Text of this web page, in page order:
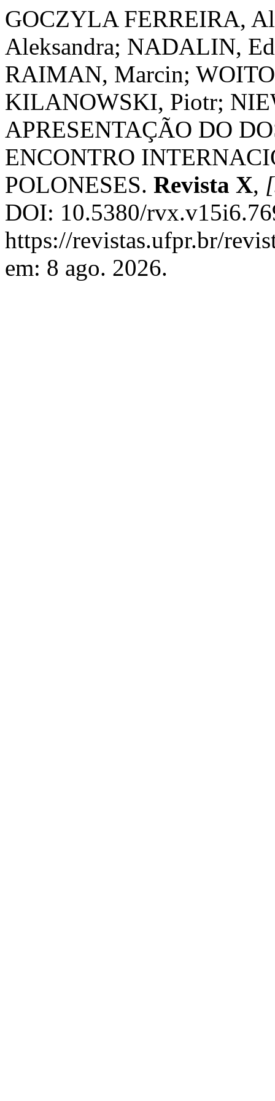
GOCZYLA FERREIRA,
Aleksandra; NADALIN,
RAIMAN, Marcin;
KILANOWSKI, Piotr;
APRESENTAÇÃO DO
ENCONTRO
POLONESES. Revista X,
DOI: 10.5380/
https://revistas.ufpr.br/
em: 8 ago. 2026.